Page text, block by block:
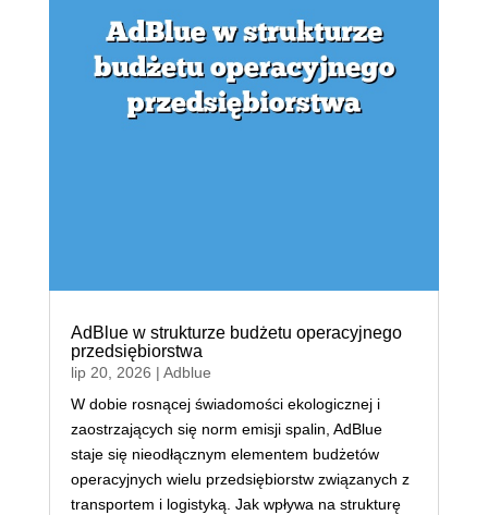
AdBlue w strukturze budżetu operacyjnego
przedsiębiorstwa
lip 20, 2026 | Adblue
W dobie rosnącej świadomości ekologicznej i
zaostrzających się norm emisji spalin, AdBlue
staje się nieodłącznym elementem budżetów
operacyjnych wielu przedsiębiorstw związanych z
transportem i logistyką. Jak wpływa na strukturę